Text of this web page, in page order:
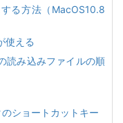
る方法（MacOS10.8
使える
み込みファイルの順
ショートカットキー